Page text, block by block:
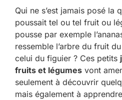
Qui ne s’est jamais posé la
poussait tel ou tel fruit ou
pousse par exemple
ressemble l’arbre du fruit
celui du figuier ? Ces petits
fruits et légumes vont
seulement à découvrir
mais également à